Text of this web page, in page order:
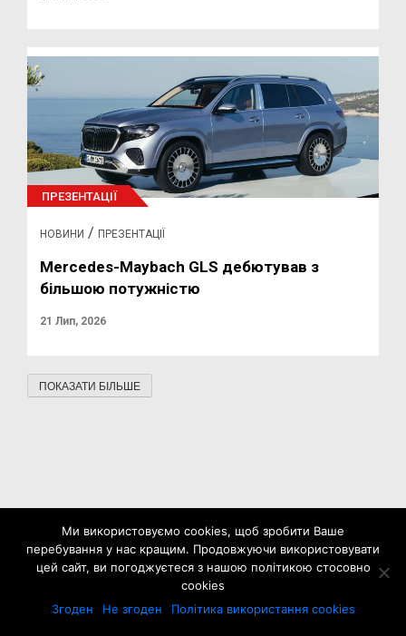
ПРЕЗЕНТАЦІЇ
НОВИНИ / ПРЕЗЕНТАЦІЇ
Mercedes-Maybach GLS дебютував з
більшою потужністю
21 Лип, 2026
ПОКАЗАТИ БІЛЬШЕ
Ми використовуємо cookies, щоб зробити Ваше
перебування у нас кращим. Продовжуючи використовувати
цей сайт, ви погоджуєтеся з нашою політикою стосовно
cookies
Згоден
Не згоден Політика використання cookies